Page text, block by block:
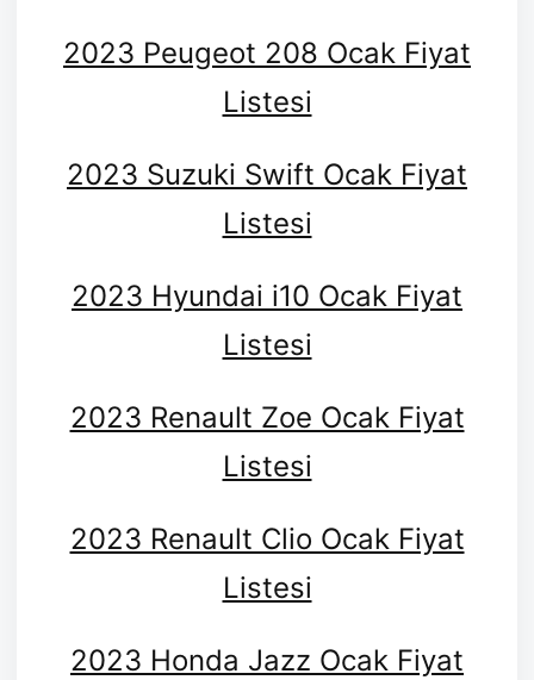
2023 Peugeot 208 Ocak Fiyat
Listesi
2023 Suzuki Swift Ocak Fiyat
Listesi
2023 Hyundai i10 Ocak Fiyat
Listesi
2023 Renault Zoe Ocak Fiyat
Listesi
2023 Renault Clio Ocak Fiyat
Listesi
2023 Honda Jazz Ocak Fiyat